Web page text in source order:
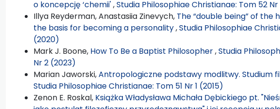
o koncepcję ‘chemii',Studia Philosophiae Christianae: Tom 52 Nr
Illya Reyderman, Anastasiia Zinevych, The “double being” of the
the basis for becoming a personality,Studia Philosophiae
(2020)
Mark J. Boone, How To Be a Baptist Philosopher,Studia
Nr 2 (2023)
Marian Jaworski,Antropologiczne podstawy modlitwy. Studium
Studia Philosophiae Christianae: Tom 51 Nr 1 (2015)
Zenon E. Roskal, Książka Władysława Michała Dębickiego pt.